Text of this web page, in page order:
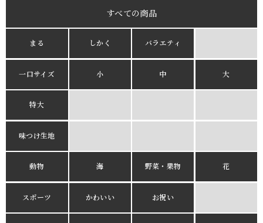
すべての商品
まる しかく バラエティ
一口サイズ 小 中 大
特大
味つけ生地
動物 海 野菜・果物 花
スポーツ かわいい お祝い